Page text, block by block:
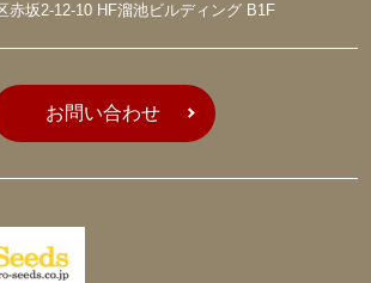
赤坂2-12-10 HF溜池ビルディング B1F
お問い合わせ